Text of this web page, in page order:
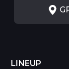
LINEUP